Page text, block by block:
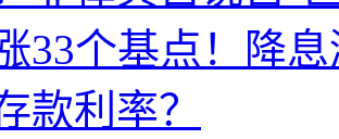
33个基点！降
款利率？